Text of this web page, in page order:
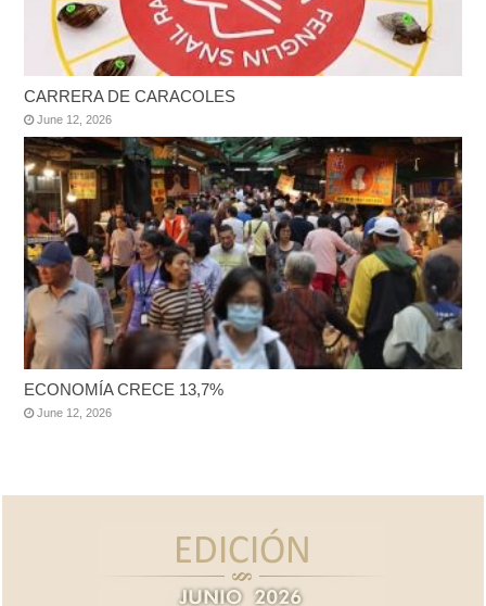
CARRERA DE CARACOLES
June 12, 2026
ECONOMÍA CRECE 13,7%
June 12, 2026